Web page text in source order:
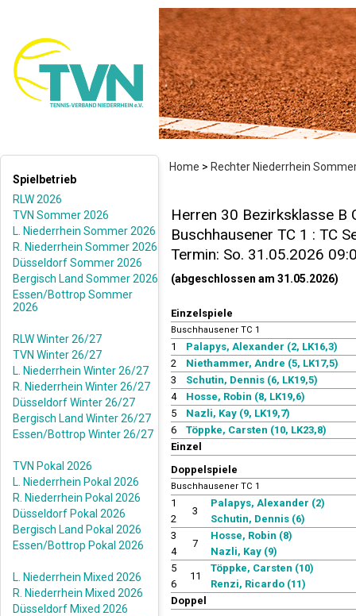
Home > Rechter Niederrhein
Spielbetrieb
RLW 2026
TVN Sommer 2026
L. Niederrhein Sommer 2026
R. Niederrhein Sommer 2026
Düsseldorf Sommer 2026
Bergisch Land Sommer 2026
Essen/Bottrop Sommer
2026
RLW Winter 26/27
TVN Winter 26/27
L. Niederrhein Winter 26/27
R. Niederrhein Winter 26/27
Düsseldorf Winter 26/27
Bergisch Land Winter 26/27
Essen/Bottrop Winter 26/27
TVN Pokal 2026
L. Niederrhein Pokal 2026
R. Niederrhein Pokal 2026
Düsseldorf Pokal 2026
Bergisch Land Pokal 2026
Essen/Bottrop Pokal 2026
L. Niederrhein Mixed 2026
R. Niederrhein Mixed 2026
Düsseldorf Mixed 2026
Herren 30 Bezirksklasse B
Buschhausener TC 1 : TC
Termin: So. 31.05.2026
(abgeschlossen am 31.05.2026)
Einzelspiele
Buschhausener TC 1
1
Palapys, Alexander (2, LK16,3)
2
Niethammer, Andre (5, LK17,5)
3
Schutin, Dennis (6, LK19,5)
4
Hosse, Robin (8, LK19,6)
5
Nazli, Kay (9, LK19,7)
6
Töppke, Carsten (10, LK23,8)
Einzel
Doppelspiele
Buschhausener TC 1
1
2
3
Palapys, Alexander (2)
Schutin, Dennis (6)
3
4
7
Hosse, Robin (8)
Nazli, Kay (9)
5
6
11
Töppke, Carsten (10)
Renzi, Ricardo (11)
Doppel